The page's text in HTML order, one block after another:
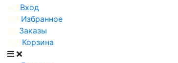
Вход
Избранное
Заказы
Корзина